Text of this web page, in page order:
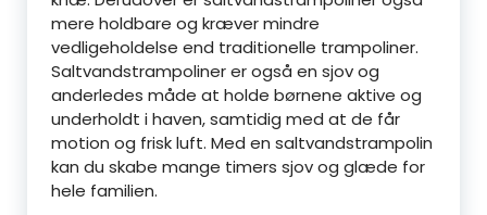
mere holdbare og kræver mindre
vedligeholdelse end traditionelle trampoliner.
Saltvandstrampoliner er også en sjov og
anderledes måde at holde børnene aktive og
underholdt i haven, samtidig med at de får
motion og frisk luft. Med en saltvandstrampolin
kan du skabe mange timers sjov og glæde for
hele familien.